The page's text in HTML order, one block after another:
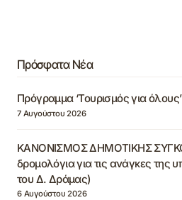
Πρόσφατα Νέα
Πρόγραμμα ‘Τουρισμός για όλους’
7 Αυγούστου 2026
ΚΑΝΟΝΙΣΜΟΣ ΔΗΜΟΤΙΚΗΣ
δρομολόγια για τις ανάγκες της
του Δ. Δράμας)
6 Αυγούστου 2026